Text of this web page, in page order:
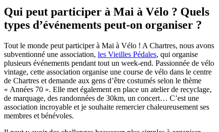
Qui peut participer à Mai à Vélo ? Quels
types d’événements peut-on organiser ?
Tout le monde peut participer à Mai à Vélo ! A Chartres, nous avons
subventionné une association, les Vieilles Pédales, qui organise
plusieurs événements pendant tout un week-end. Passionnée de vélo
vintage, cette association organise une course de vélo dans le centre
de Chartres et demande aux gens d’être costumés selon le thème
« Années 70 ». Elle met également en place un atelier de recyclage,
de marquage, des randonnées de 30km, un concert… C’est une
association incroyable et je souhaite remercier chaleureusement ses
membres et bénévoles.